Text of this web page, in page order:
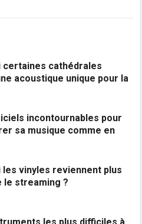
certaines cathédrales
acoustique unique pour la
incontournables pour
sa musique comme en
les vinyles reviennent plus
le streaming ?